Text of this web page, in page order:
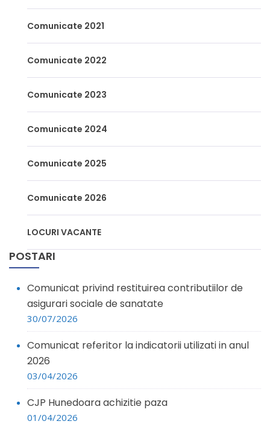
Comunicate 2021
Comunicate 2022
Comunicate 2023
Comunicate 2024
Comunicate 2025
Comunicate 2026
LOCURI VACANTE
POSTARI
Comunicat privind restituirea contributiilor de
asigurari sociale de sanatate
30/07/2026
Comunicat referitor la indicatorii utilizati in anul
2026
03/04/2026
CJP Hunedoara achizitie paza
01/04/2026